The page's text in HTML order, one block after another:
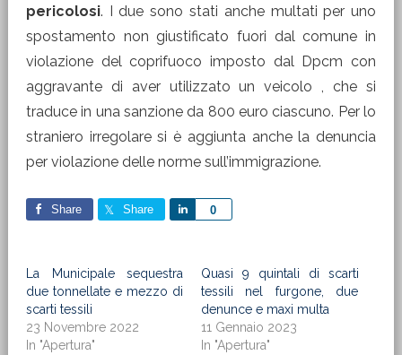
pericolosi. I due sono stati anche multati per uno
spostamento non giustificato fuori dal comune in
violazione del coprifuoco imposto dal Dpcm con
aggravante di aver utilizzato un veicolo , che si
traduce in una sanzione da 800 euro ciascuno. Per lo
straniero irregolare si è aggiunta anche la denuncia
per violazione delle norme sull’immigrazione.
Share Share 0
Share
La Municipale sequestra
due tonnellate e mezzo di
scarti tessili
23 Novembre 2022
In "Apertura"
Quasi 9 quintali di scarti
tessili nel furgone, due
denunce e maxi multa
11 Gennaio 2023
In "Apertura"